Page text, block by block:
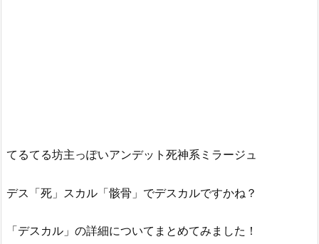
てるてる坊主っぽいアンデット死神系ミラージュ
デス「死」スカル「骸骨」でデスカルですかね？
「デスカル」の詳細についてまとめてみました！